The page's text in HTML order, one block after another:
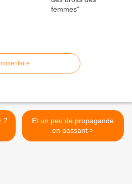
Et un peu de propagande
en passant >